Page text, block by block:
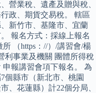
營業稅、遺產及贈與稅、
政、期貨交易稅。 轄區
新竹市、基隆市、宜蘭
報名方式：採線上報名
（https：//）/講習會/楊
利事業及機關 團體所得稅
報講習會項下報名。 為
個縣市（新北市、桃園
、花蓮縣）計22個分局、